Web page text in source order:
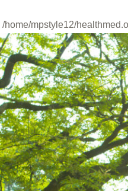
/home/mpstyle12/